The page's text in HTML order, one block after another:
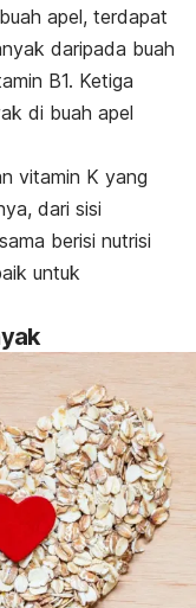
apel, terdapat
daripada buah
B1. Ketiga
di buah apel
vitamin K yang
dari sisi
berisi nutrisi
untuk